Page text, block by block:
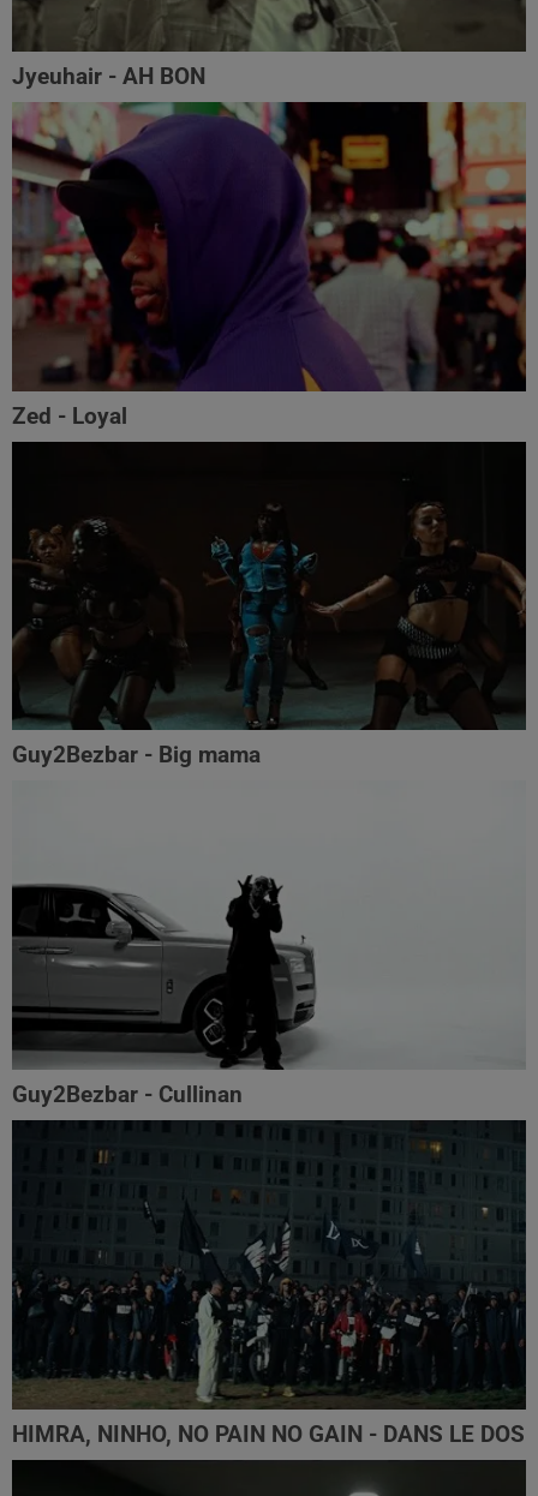
Jyeuhair - AH BON
Zed - Loyal
Guy2Bezbar - Big mama
Guy2Bezbar - Cullinan
HIMRA, NINHO, NO PAIN NO GAIN - DANS LE DOS